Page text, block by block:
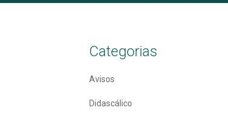
Categorias
Avisos
Didascálico